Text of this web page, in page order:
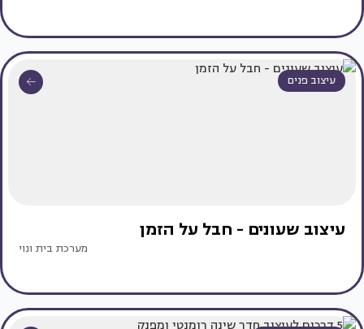
עיצוב פנים
עיצוב שעונים - חבל על הזמן
מערכת בית ונוי